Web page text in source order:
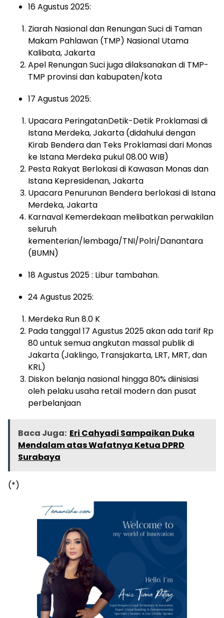
16 Agustus 2025:
Ziarah Nasional dan Renungan Suci di Taman
Makam Pahlawan (TMP) Nasional Utama
Kalibata, Jakarta
Apel Renungan Suci juga dilaksanakan di TMP-
TMP provinsi dan kabupaten/kota
17 Agustus 2025:
Upacara PeringatanDetik-Detik Proklamasi di
Istana Merdeka, Jakarta (didahului dengan
Kirab Bendera dan Teks Proklamasi dari Monas
ke Istana Merdeka pukul 08.00 WIB)
Pesta Rakyat Berlokasi di Kawasan Monas dan
Istana Kepresidenan, Jakarta
Upacara Penurunan Bendera berlokasi di Istana
Merdeka, Jakarta
Karnaval Kemerdekaan melibatkan perwakilan
seluruh
kementerian/lembaga/TNI/Polri/Danantara
(BUMN)
18 Agustus 2025 : Libur tambahan.
24 Agustus 2025:
Merdeka Run 8.0 K
Pada tanggal 17 Agustus 2025 akan ada tarif Rp
80 untuk semua angkutan massal publik di
Jakarta (Jaklingo, Transjakarta, LRT, MRT, dan
KRL)
Diskon belanja nasional hingga 80% diinisiasi
oleh pelaku usaha retail modern dan pusat
perbelanjaan
Baca Juga: Eri Cahyadi Sampaikan Duka
Mendalam atas Wafatnya Ketua DPRD
Surabaya
(*)